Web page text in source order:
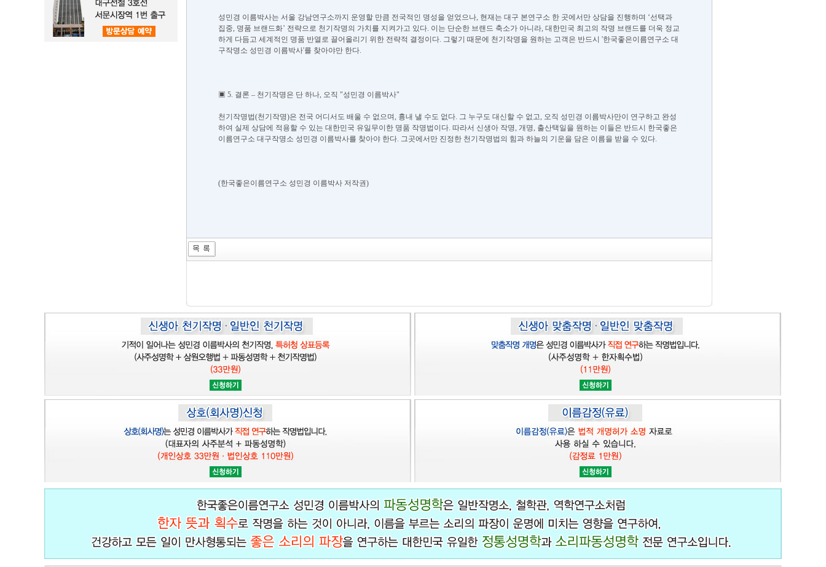
​성민경 이름박사는 서울 강남연구소까지 운영할 만큼 전국적인 명성을 얻었으나, 현재는 대구 본연구소 한 곳에서만 상담을 진행하며 ‘선택과
집중, 명품 브랜드화’ 전략으로 천기작명의 가치를 지켜가고 있다. 이는 단순한 브랜드 축소가 아니라, 대한민국 최고의 작명 브랜드를 더욱 정교
하게 다듬고 세계적인 명품 반열로 끌어올리기 위한 전략적 결정이다. 그렇기 때문에 천기작명을 원하는 고객은 반드시 '한국좋은이름연구소 대
구작명소 성민경 이름박사'를 찾아야만 한다.
▣ 5. 결론 – 천기작명은 단 하나, 오직 "성민경 이름박사"
​천기작명법(천기작명)은 전국 어디서도 배울 수 없으며, 흉내 낼 수도 없다. 그 누구도 대신할 수 없고, 오직 성민경 이름박사만이 연구하고 완성
하여 실제 상담에 적용할 수 있는 대한민국 유일무이한 명품 작명법이다. 따라서 신생아 작명, 개명, 출산택일을 원하는 이들은 반드시 한국좋은
이름연구소 대구작명소 성민경 이름박사를 찾아야 한다. 그곳에서만 진정한 천기작명법의 힘과 하늘의 기운을 담은 이름을 받을 수 있다.
​(한국좋은이름연구소 성민경 이름박사 저작권)